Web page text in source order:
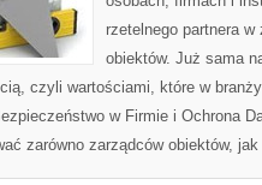
rzetelnego partnera
obiektów. Już sama
czyli wartościami, które w
w Firmie i Ochrona
zarówno zarządców obiektów,